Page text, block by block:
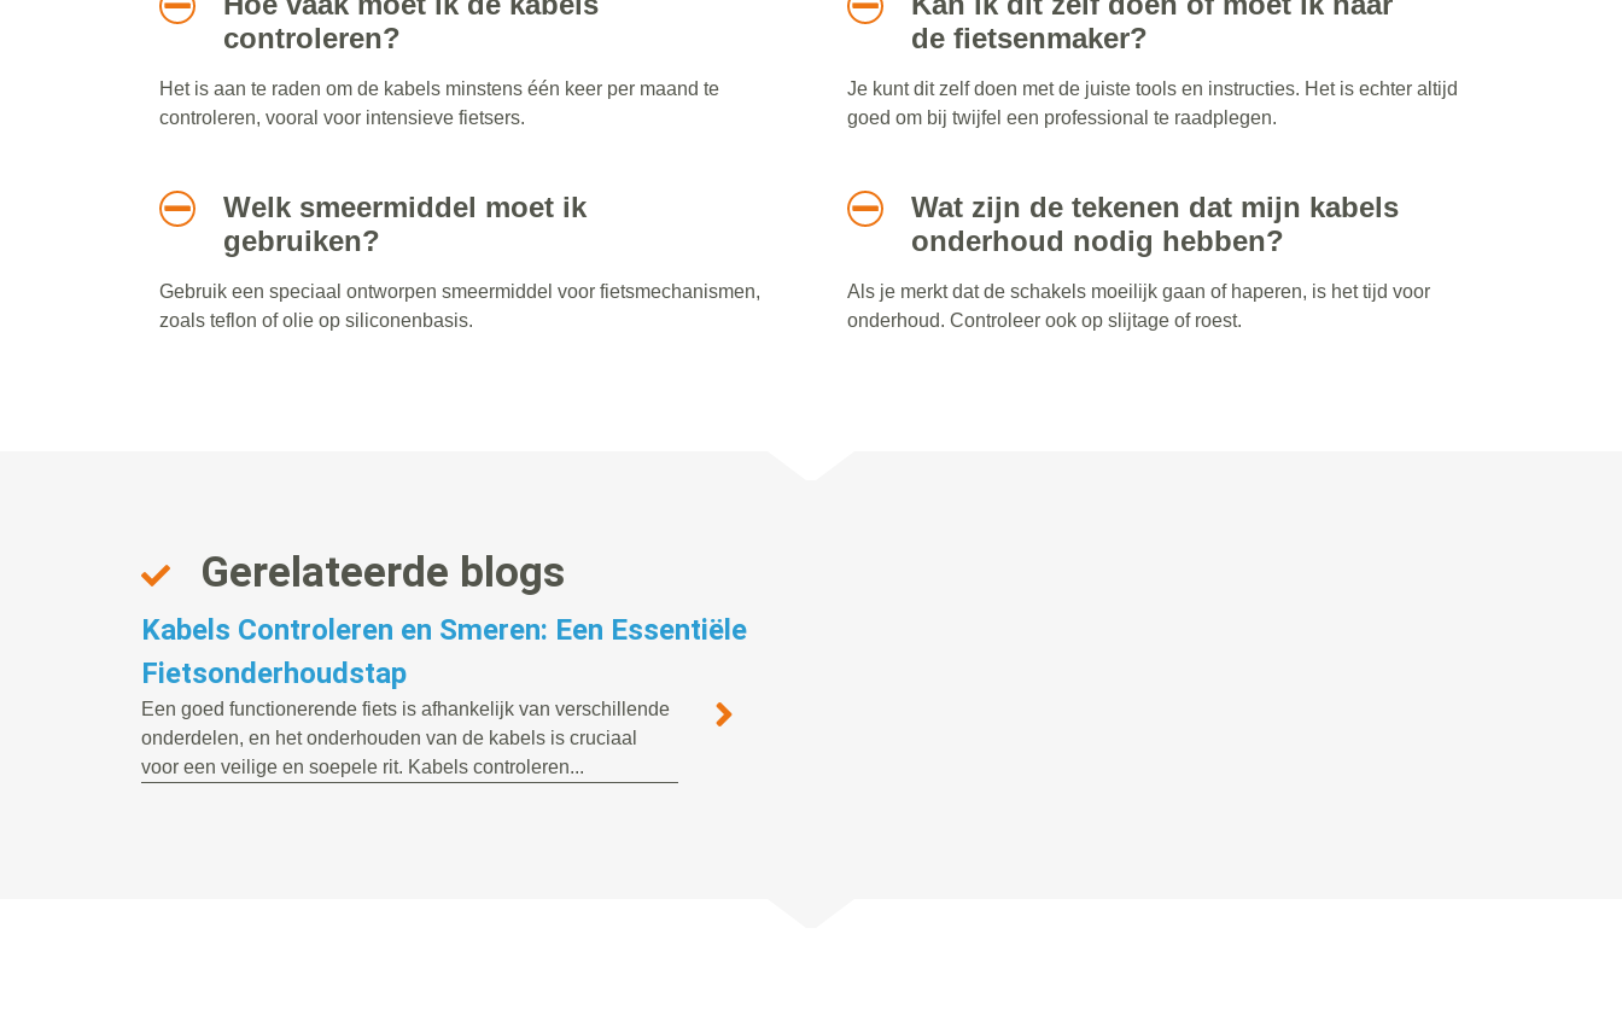
controleren?
Het is aan te raden om de kabels minstens één keer per maand te
controleren, vooral voor intensieve fietsers.
Welk smeermiddel moet ik
gebruiken?
Gebruik een speciaal ontworpen smeermiddel voor fietsmechanismen,
zoals teflon of olie op siliconenbasis.
de fietsenmaker?
Je kunt dit zelf doen met de juiste tools en instructies. Het is echter altijd
goed om bij twijfel een professional te raadplegen.
Wat zijn de tekenen dat mijn kabels
onderhoud nodig hebben?
Als je merkt dat de schakels moeilijk gaan of haperen, is het tijd voor
onderhoud. Controleer ook op slijtage of roest.
Gerelateerde blogs
Kabels Controleren en Smeren: Een Essentiële
Fietsonderhoudstap
Een goed functionerende fiets is afhankelijk van verschillende
onderdelen, en het onderhouden van de kabels is cruciaal
voor een veilige en soepele rit. Kabels controleren...